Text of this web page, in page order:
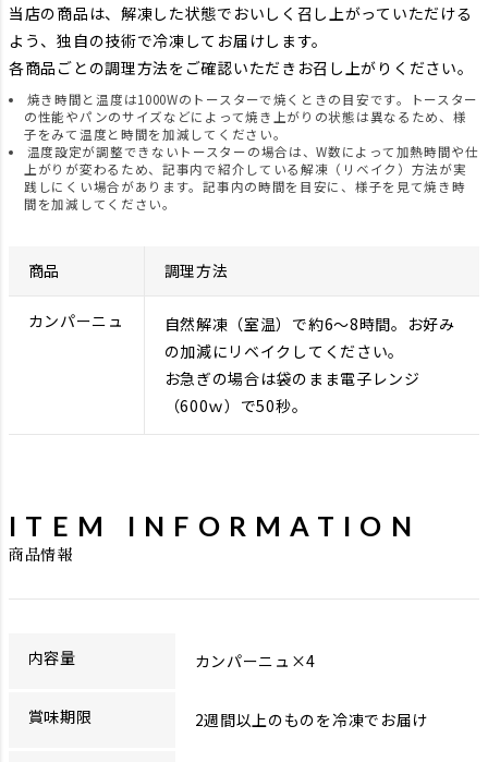
当店の商品は、解凍した状態でおいしく召し上がっていただける
よう、独自の技術で冷凍してお届けします。
各商品ごとの調理方法をご確認いただきお召し上がりください。
焼き時間と温度は1000Wのトースターで焼くときの目安です。トースター
の性能やパンのサイズなどによって焼き上がりの状態は異なるため、様
子をみて温度と時間を加減してください。
温度設定が調整できないトースターの場合は、W数によって加熱時間や仕
上がりが変わるため、記事内で紹介している解凍（リベイク）方法が実
践しにくい場合があります。記事内の時間を目安に、様子を見て焼き時
間を加減してください。
商品 調理方法
カンパーニュ
自然解凍（室温）で約6～8時間。お好み
の加減にリベイクしてください。
お急ぎの場合は袋のまま電子レンジ
（600ｗ）で50秒。
ITEM INFORMATION
商品情報
内容量 カンパーニュ×4
賞味期限 2週間以上のものを冷凍でお届け